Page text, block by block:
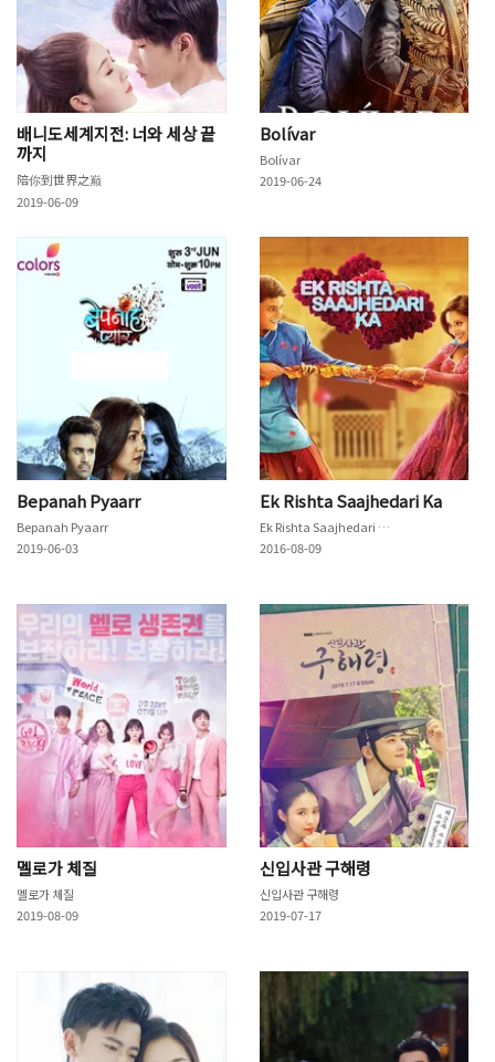
배니도세계지전: 너와 세상 끝
까지
陪你到世界之巅
2019-06-09
Bolívar
Bolívar
2019-06-24
Bepanah Pyaarr
Bepanah Pyaarr
2019-06-03
Ek Rishta Saajhedari Ka
Ek Rishta Saajhedari Ka
2016-08-09
멜로가 체질
멜로가 체질
2019-08-09
신입사관 구해령
신입사관 구해령
2019-07-17